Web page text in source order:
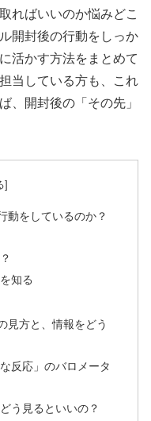
ればいいのか悩みどこ
開封後の行動をしっか
活かす方法をまとめて
当している方も、これ
、開封後の「その先」
動をしているのか？
知る
見方と、情報をどう
反応」のバロメータ
う見るといいの？